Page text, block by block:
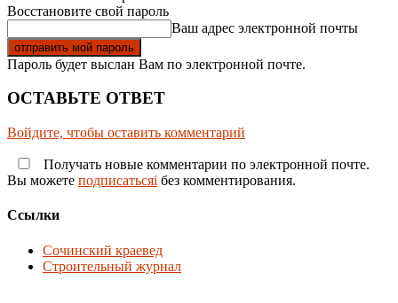
Восстановите свой пароль
Ваш адрес электронной почты
Пароль будет выслан Вам по электронной почте.
ОСТАВЬТЕ ОТВЕТ
Войдите, чтобы оставить комментарий
Получать новые комментарии по электронной почте.
Вы можете подписатьсяi без комментирования.
Ссылки
Сочинский краевед
Строительный журнал